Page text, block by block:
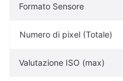
Formato Sensore
Numero di pixel (Totale)
Valutazione ISO (max)